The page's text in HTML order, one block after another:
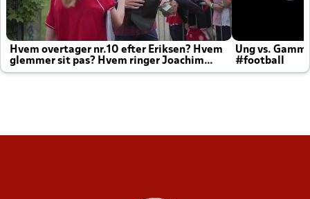
Hvem overtager nr.10 efter Eriksen? Hvem
glemmer sit pas? Hvem ringer Joachim
altid til efter kampe?
Ung vs.
#football